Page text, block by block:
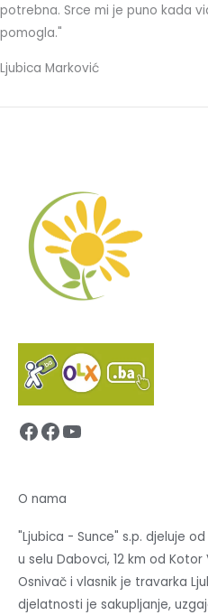
potrebna. Srce mi je puno kada
pomogla."
Ljubica Marković
Facebook
Facebook
YouTube
O nama
"Ljubica - Sunce" s.p. djeluje
u selu Dabovci, 12 km od
Osnivač i vlasnik je travarka
djelatnosti je sakupljanje,